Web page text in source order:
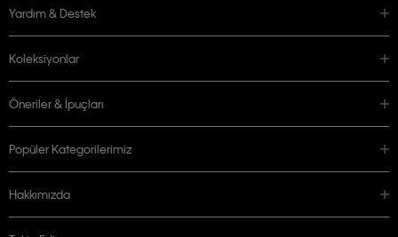
Yardım & Destek
Koleksiyonlar
Öneriler & İpuçları
Popüler Kategorilerimiz
Hakkımızda